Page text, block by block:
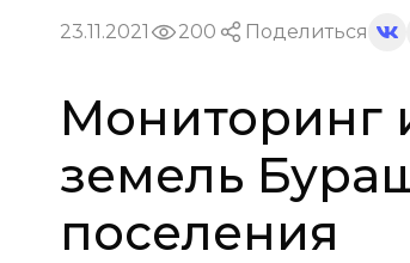
23.11.2021 200 Поделиться
Мониторинг
земель
поселения